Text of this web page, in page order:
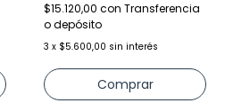
$15.120,00 con Transferencia
o depósito
3 x $5.600,00 sin interés
Comprar